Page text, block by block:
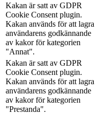
Kakan är satt av GDPR
Cookie Consent plugin.
Kakan används för att lagra
användarens godkännande
av kakor för kategorien
"Annat".
Kakan är satt av GDPR
Cookie Consent plugin.
Kakan används för att lagra
användarens godkännande
av kakor för kategorien
"Prestanda".